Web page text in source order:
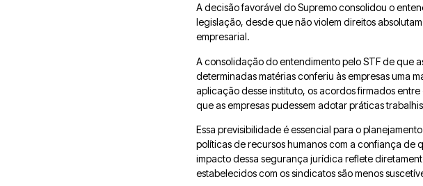
A decisão favorável do Supremo consolidou o
legislação, desde que não violem direitos
empresarial.
A consolidação do entendimento pelo STF de que
determinadas matérias conferiu às empresas uma
aplicação desse instituto, os acordos firmados
que as empresas pudessem adotar práticas
Essa previsibilidade é essencial para o
políticas de recursos humanos com a confiança de
impacto dessa segurança jurídica reflete
estabelecidos com os sindicatos são menos